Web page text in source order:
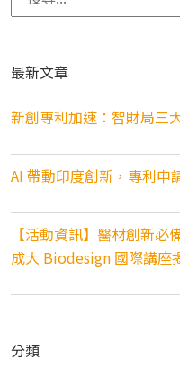
最新文章
新創專利加速：智財局三
AI 帶動印度創新，專利申
【活動資訊】醫材創新
成大 Biodesign 國際講座
分類